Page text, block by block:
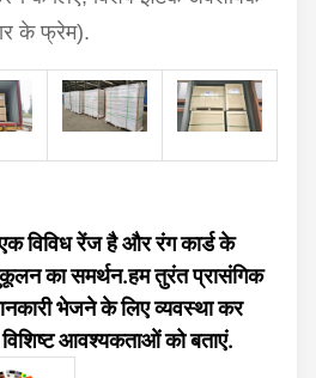
के फ्रेम).
विविध रेंज है और रंग कार्ड के
का समर्थन.हम तुरंत प्रासंगिक
भेजने के लिए व्यवस्था कर
आवश्यकताओं को बताएं.